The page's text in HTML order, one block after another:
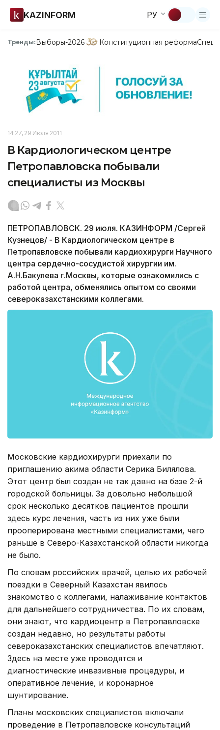
KAZINFORM РУ
Тренды:Выборы-2026 Конституционная реформа
14:27, 29 Июля 2011
В Кардиологическом центре
Петропавловска побывали
специалисты из Москвы
ПЕТРОПАВЛОВСК. 29 июля. КАЗИНФОРМ /Сергей
Кузнецов/ - В Кардиологическом центре в
Петропавловске побывали кардиохирурги Научного
центра сердечно-сосудистой хирургии им.
А.Н.Бакулева г.Москвы, которые ознакомились с
работой центра, обменялись опытом со своими
североказахстанскими коллегами.
Московские кардиохирурги приехали по
приглашению акима области Серика Билялова.
Этот центр был создан не так давно на базе 2-й
городской больницы. За довольно небольшой
срок несколько десятков пациентов прошли
здесь курс лечения, часть из них уже были
прооперирована местными специалистами, чего
раньше в Северо-Казахстанской области никогда
не было.
По словам российских врачей, целью их рабочей
поездки в Северный Казахстан явилось
знакомство с коллегами, налаживание контактов
для дальнейшего сотрудничества. По их словам,
они знают, что кардиоцентр в Петропавловске
создан недавно, но результаты работы
североказахстанских специалистов впечатляют.
Здесь на месте уже проводятся и
диагностические инвазивные процедуры, и
оперативное лечение, и коронарное
шунтирование.
Планы московских специалистов включали
проведение в Петропавловске консультаций